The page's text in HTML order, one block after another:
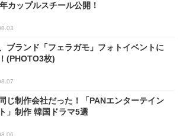
カップルスチール公開！
ブランド「フェラガモ」フォトイベントに
(PHOTO3枚)
じ制作会社だった！「PANエンターテイン
」制作 韓国ドラマ5選